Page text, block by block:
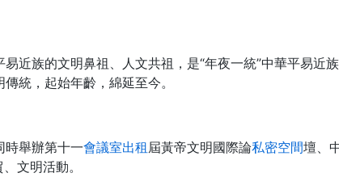
易近族的文明鼻祖、人文共祖，是“年夜一統”中華平易近
統，起始年齡，綿延至今。
時舉辦第十一會議室出租屆黃帝文明國際論私密空間壇、
文明活動。